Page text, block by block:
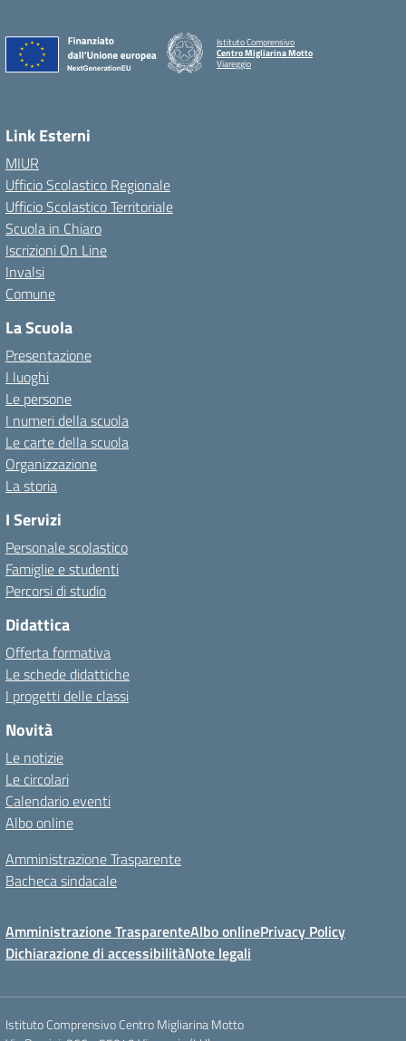
Istituto Comprensivo
Centro Migliarina Motto
Viareggio
Link Esterni
MIUR
Ufficio Scolastico Regionale
Ufficio Scolastico Territoriale
Scuola in Chiaro
Iscrizioni On Line
Invalsi
Comune
La Scuola
Presentazione
I luoghi
Le persone
I numeri della scuola
Le carte della scuola
Organizzazione
La storia
I Servizi
Personale scolastico
Famiglie e studenti
Percorsi di studio
Didattica
Offerta formativa
Le schede didattiche
I progetti delle classi
Novità
Le notizie
Le circolari
Calendario eventi
Albo online
Amministrazione Trasparente
Bacheca sindacale
Amministrazione TrasparenteAlbo onlinePrivacy Policy
Dichiarazione di accessibilitàNote legali
Istituto Comprensivo Centro Migliarina Motto